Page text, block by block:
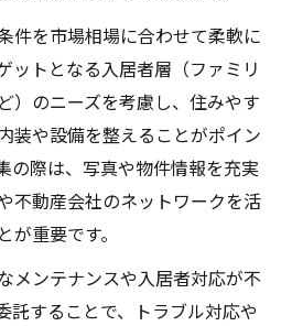
件を市場相場に合わせて柔軟に
ットとなる入居者層（ファミリ
）のニーズを考慮し、住みやす
装や設備を整えることがポイン
の際は、写真や物件情報を充実
不動産会社のネットワークを活
重要です。
メンテナンスや入居者対応が不
託することで、トラブル対応や